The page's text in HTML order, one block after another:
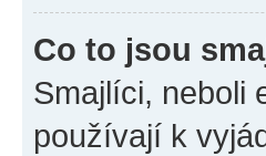
Co to jsou
Smajlíci, neboli
používají k